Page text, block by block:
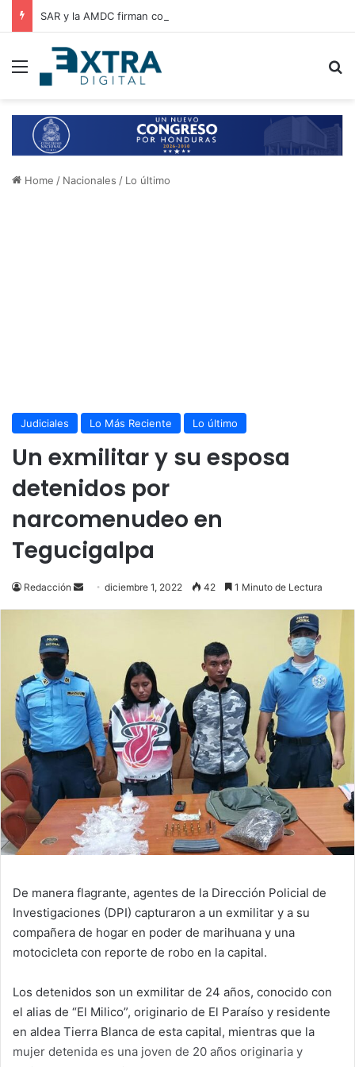
Menu
Home / Nacionales / Lo último
Judiciales Lo Más Reciente Lo último
Un exmilitar y su esposa
detenidos por
narcomenudeo en
Tegucigalpa
Redacción
Senddiciembre 1, 2022 42 1 Minuto de Lectura
De manera flagrante, agentes de la Dirección Policial de
Investigaciones (DPI) capturaron a un exmilitar y a su
compañera de hogar en poder de marihuana y una
motocicleta con reporte de robo en la capital.
Los detenidos son un exmilitar de 24 años, conocido con
el alias de “El Milico”, originario de El Paraíso y residente
en aldea Tierra Blanca de esta capital, mientras que la
mujer detenida es una joven de 20 años originaria y